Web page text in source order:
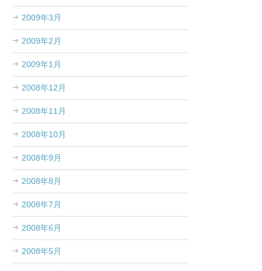
2009年3月
2009年2月
2009年1月
2008年12月
2008年11月
2008年10月
2008年9月
2008年8月
2008年7月
2008年6月
2008年5月